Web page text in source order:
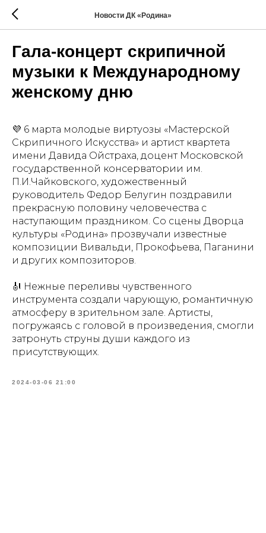
Новости ДК «Родина»
Гала-концерт скрипичной
музыки к Международному
женскому дню
💜 6 марта молодые виртуозы «Мастерской
Скрипичного Искусства» и артист квартета
имени Давида Ойстраха, доцент Московской
государственной консерватории им.
П.И.Чайковского, художественный
руководитель Федор Белугин поздравили
прекрасную половину человечества с
наступающим праздником. Со сцены Дворца
культуры «Родина» прозвучали известные
композиции Вивальди, Прокофьева, Паганини
и других композиторов.
🎻 Нежные переливы чувственного
инструмента создали чарующую, романтичную
атмосферу в зрительном зале. Артисты,
погружаясь с головой в произведения, смогли
затронуть струны души каждого из
присутствующих.
2024-03-06 21:00